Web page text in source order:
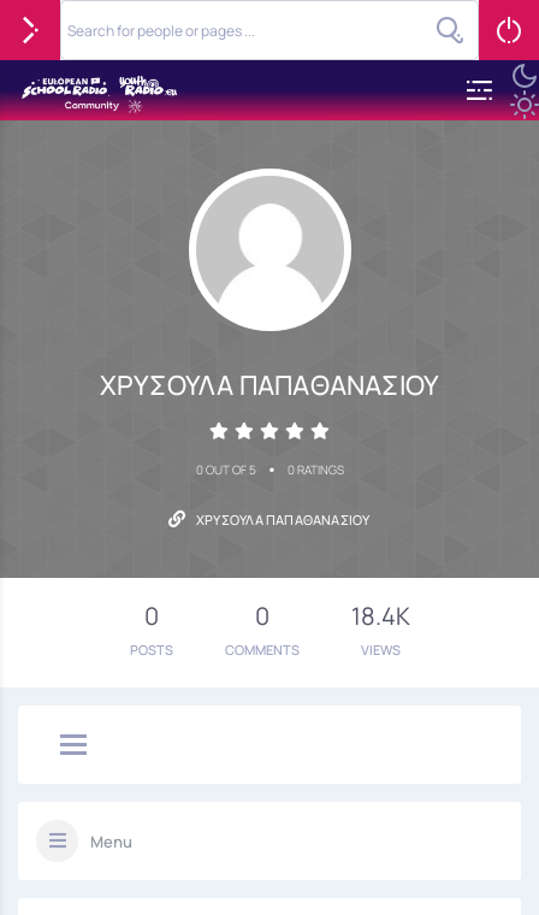
ΧΡΥΣΟΥΛΑ ΠΑΠΑΘΑΝΑΣΙΟΥ
0 OUT OF 5 • 0 RATINGS
ΧΡΥΣΟΥΛΑ ΠΑΠΑΘΑΝΑΣΙΟΥ
0
POSTS
0
COMMENTS
18.4K
VIEWS
Menu